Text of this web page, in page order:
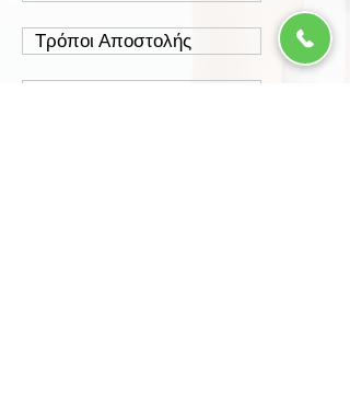
Τρόποι Αποστολής